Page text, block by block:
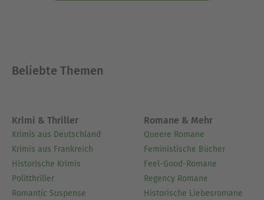
Beliebte Themen
Krimi & Thriller
Krimis aus Deutschland
Krimis aus Frankreich
Historische Krimis
Politthriller
Romantic Suspense
Romane & Mehr
Queere Romane
Feministische Bücher
Feel-Good-Romane
Regency Romane
Historische Liebesromane